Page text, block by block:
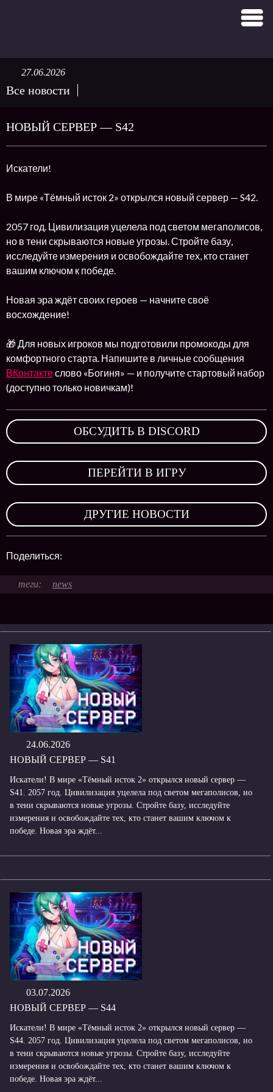
Все новости
27.06.2026
НОВЫЙ СЕРВЕР — S42
Искатели!
В мире «Тёмный исток 2» открылся новый сервер — S42.
2057 год. Цивилизация уцелела под светом мегаполисов,
но в тени скрываются новые угрозы. Стройте базу,
исследуйте измерения и освобождайте тех, кто станет
вашим ключом к победе.
Новая эра ждёт своих героев — начните своё
восхождение!
🎁 Для новых игроков мы подготовили промокоды для
комфортного старта. Напишите в личные сообщения
ВКонтактеслово «Богиня» — и получите стартовый набор
(доступно только новичкам)!
ОБСУДИТЬ В DISCORD
ПЕРЕЙТИ В ИГРУ
ДРУГИЕ НОВОСТИ
Поделиться:
news
24.06.2026
НОВЫЙ СЕРВЕР — S41
Искатели! В мире «Тёмный исток 2» открылся новый сервер —
S41. 2057 год. Цивилизация уцелела под светом мегаполисов, но
в тени скрываются новые угрозы. Стройте базу, исследуйте
измерения и освобождайте тех, кто станет вашим ключом к
победе. Новая эра ждёт...
03.07.2026
НОВЫЙ СЕРВЕР — S44
Искатели! В мире «Тёмный исток 2» открылся новый сервер —
S44. 2057 год. Цивилизация уцелела под светом мегаполисов, но
в тени скрываются новые угрозы. Стройте базу, исследуйте
измерения и освобождайте тех, кто станет вашим ключом к
победе. Новая эра ждёт...